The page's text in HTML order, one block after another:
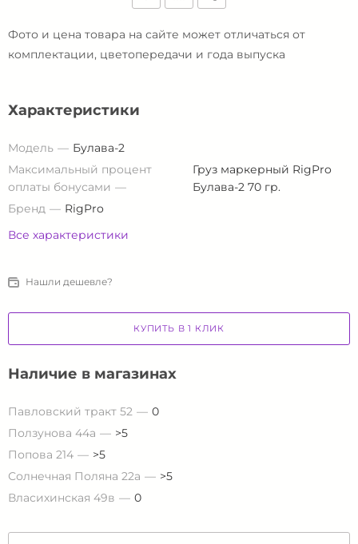
Фото и цена товара на сайте может отличаться от
комплектации, цветопередачи и года выпуска
Характеристики
Модель
Булава-2
Максимальный процент
оплаты бонусами
Груз маркерный RigPro
Булава-2 70 гр.
Бренд
RigPro
Все характеристики
Нашли дешевле?
КУПИТЬ В 1 КЛИК
Наличие в магазинах
Павловский тракт 52
0
Ползунова 44а
>5
Попова 214
>5
Солнечная Поляна 22а
>5
Власихинская 49в
0